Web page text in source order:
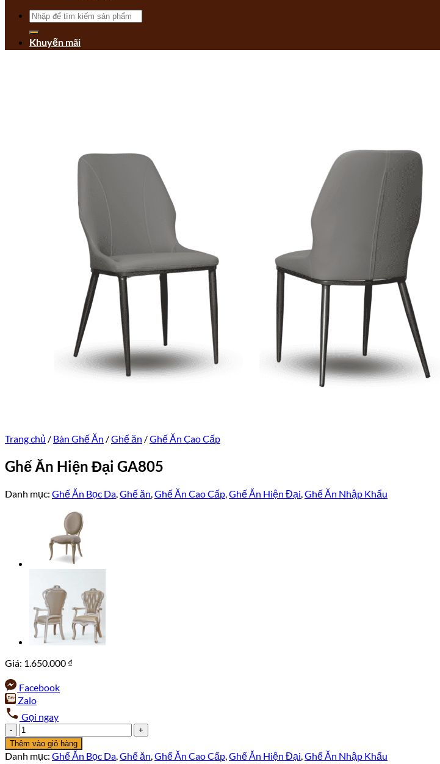
Tìm
kiếm:
Khuyến mãi
Trang chủ / Bàn Ghế Ăn /Ghế ăn /Ghế Ăn Cao Cấp
Ghế Ăn Hiện Đại GA805
Danh mục: Ghế Ăn Bọc Da,Ghế ăn,Ghế Ăn Cao Cấp,Ghế Ăn Hiện Đại,Ghế Ăn Nhập Khẩu
Giá: 1.650.000 ₫
Facebook
Zalo
Gọi ngay
Ghế
Ăn
Hiện
Thêm vào giỏ hàng
Danh mục: Ghế Ăn Bọc Da,Ghế ăn,Ghế Ăn Cao Cấp,Ghế Ăn Hiện Đại,Ghế Ăn Nhập Khẩu